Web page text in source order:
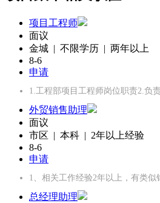
项目工程师
面议
金城 | 不限学历 | 两年以上
8-6
申请
1.工程部项目工程师岗位职责2.负
外贸销售助理
面议
市区 | 本科 | 2年以上经验
8-6
申请
1、相关工作经验2年以上，有类
总经理助理